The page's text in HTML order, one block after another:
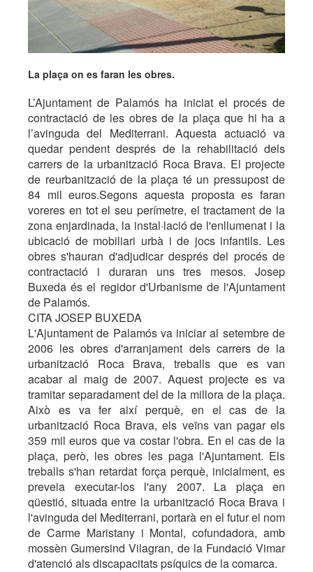
La plaça on es faran les obres.
L’Ajuntament de Palamós ha iniciat el procés de
contractació de les obres de la plaça que hi ha a
l’avinguda del Mediterrani. Aquesta actuació va
quedar pendent després de la rehabilitació dels
carrers de la urbanització Roca Brava. El projecte
de reurbanització de la plaça té un pressupost de
84 mil euros.Segons aquesta proposta es faran
voreres en tot el seu perímetre, el tractament de la
zona enjardinada, la instal·lació de l'enllumenat i la
ubicació de mobiliari urbà i de jocs infantils. Les
obres s'hauran d'adjudicar després del procés de
contractació i duraran uns tres mesos. Josep
Buxeda és el regidor d'Urbanisme de l'Ajuntament
de Palamós.
CITA JOSEP BUXEDA
L'Ajuntament de Palamós va iniciar al setembre de
2006 les obres d'arranjament dels carrers de la
urbanització Roca Brava, treballs que es van
acabar al maig de 2007. Aquest projecte es va
tramitar separadament del de la millora de la plaça.
Això es va fer així perquè, en el cas de la
urbanització Roca Brava, els veïns van pagar els
359 mil euros que va costar l'obra. En el cas de la
plaça, però, les obres les paga l'Ajuntament. Els
treballs s'han retardat força perquè, inicialment, es
preveia executar-los l'any 2007. La plaça en
qüestió, situada entre la urbanització Roca Brava i
l'avinguda del Mediterrani, portarà en el futur el nom
de Carme Maristany i Montal, cofundadora, amb
mossèn Gumersind Vilagran, de la Fundació Vimar
d'atenció als discapacitats psíquics de la comarca.